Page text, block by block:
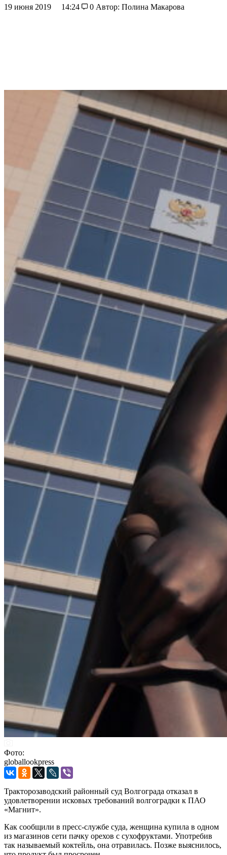
19 июня 2019 14:24 0 Автор: Полина Макарова
Фото:
globallookpress
Тракторозаводский районный суд Волгограда отказал в
удовлетворении исковых требований волгоградки к ПАО
«Магнит».
Как сообщили в пресс-службе суда, женщина купила в одном
из магазинов сети пачку орехов с сухофруктами. Употребив
так называемый коктейль, она отравилась. Позже выяснилось,